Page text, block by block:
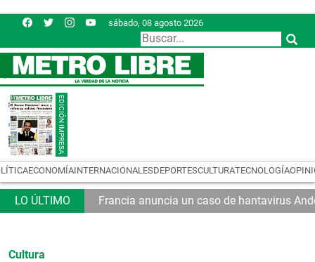
sábado, 08 agosto 2026
ECONOMÍAINTERNACIONALESDEPORTESCULTURATECNOLOGÍA
Francia anuncia un caso de hantavirus
Cultura